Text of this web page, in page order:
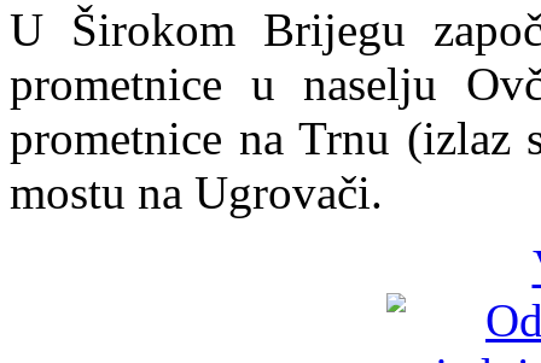
U Širokom Brijegu
prometnice u naselju
prometnice na Trnu (izlaz
mostu na Ugrovači.